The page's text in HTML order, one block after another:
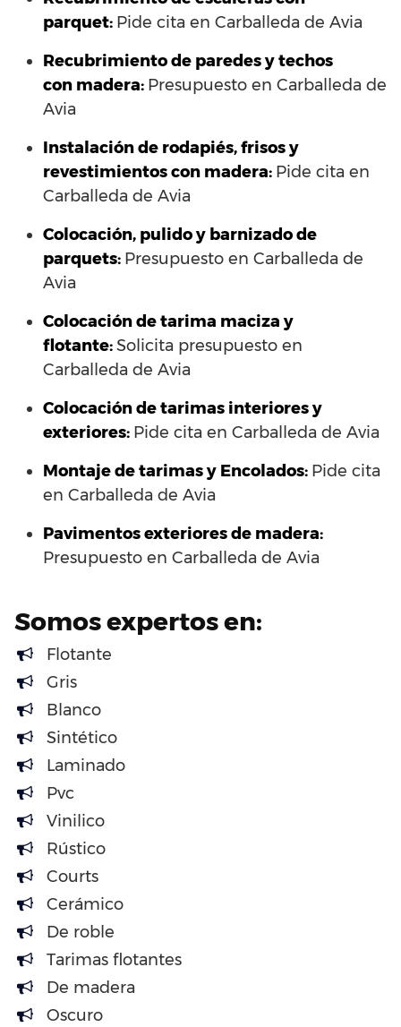
parquet: Pide cita en Carballeda de Avia
Recubrimiento de paredes y techos
con madera: Presupuesto en Carballeda de
Avia
Instalación de rodapiés, frisos y
revestimientos con madera: Pide cita en
Carballeda de Avia
Colocación, pulido y barnizado de
parquets: Presupuesto en Carballeda de
Avia
Colocación de tarima maciza y
flotante:Solicita presupuesto en
Carballeda de Avia
Colocación de tarimas interiores y
exteriores: Pide cita en Carballeda de Avia
Montaje de tarimas y Encolados: Pide cita
en Carballeda de Avia
Pavimentos exteriores de madera:
Presupuesto en Carballeda de Avia
Somos expertos en:
Flotante
Gris
Blanco
Sintético
Laminado
Pvc
Vinilico
Rústico
Courts
Cerámico
De roble
Tarimas flotantes
De madera
Oscuro